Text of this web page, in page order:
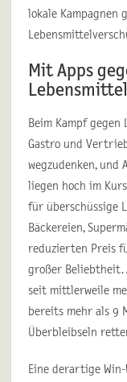
lokale Kampagnen
Mit Apps
Beim Kampf
Gastro und
wegzudenken, und
liegen hoch im
für überschüssige
Bäckereien,
reduzierten Preis
großer Beliebtheit.
seit mittlerweile
bereits mehr als 9
Überbleibseln
Eine derartige